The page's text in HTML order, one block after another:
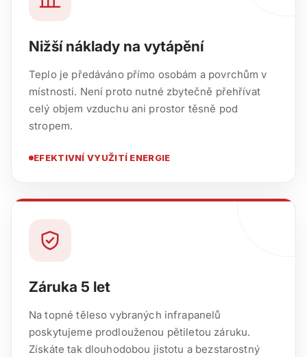
Nižší náklady na vytápění
Teplo je předáváno přímo osobám a povrchům v
místnosti. Není proto nutné zbytečně přehřívat
celý objem vzduchu ani prostor těsně pod
stropem.
EFEKTIVNÍ VYUŽITÍ ENERGIE
Záruka 5 let
Na topné těleso vybraných infrapanelů
poskytujeme prodlouženou pětiletou záruku.
Získáte tak dlouhodobou jistotu a bezstarostný